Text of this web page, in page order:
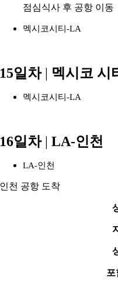
점심식사 후 공항 이동
멕시코시티-LA
15일차 | 멕시코 시
멕시코시티-LA
16일차 | LA-인천
LA-인천
인천 공항 도착
포